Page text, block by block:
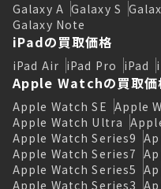
Galaxy A Galaxy S
Galaxy Note
iPadの買取価格
iPad Air iPad Pro iPad
Apple Watchの買取価
Apple Watch SE Apple
Apple Watch Ultra
Apple Watch Series9
Apple Watch Series7
Apple Watch Series5
Apple Watch Series3